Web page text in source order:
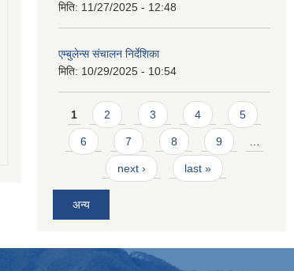
मिति: 11/27/2025 - 12:48
एम्बुलेन्स संचालन निर्देशिका
मिति: 10/29/2025 - 10:54
Pages
1 2 3 4 5
6 7 8 9
next › last »
अन्य